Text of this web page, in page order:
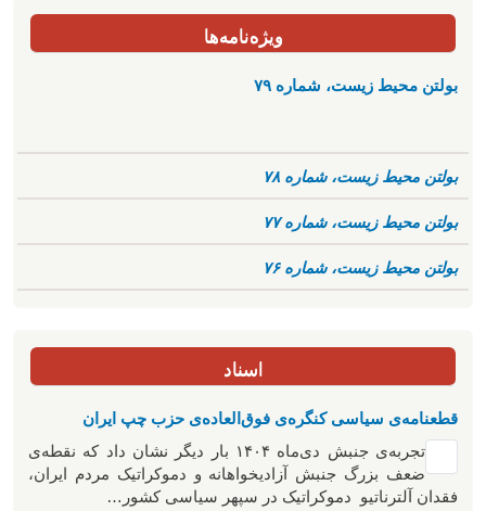
ویژه‌نامه‌ها
بولتن محیط زیست، شماره ۷۹
بولتن محیط زیست، شماره ۷۸
بولتن محیط زیست، شماره ۷۷
بولتن محیط زیست، شماره ۷۶
اسناد
قطعنامه‌ی سیاسی کنگره‌ی فوق‌العاده‌ی حزب چپ ایران
تجربه‌ی جنبش دی‌ماه ۱۴۰۴ بار دیگر نشان داد که نقطه‌ی
ضعف بزرگ جنبش آزادیخواهانه و دموکراتیک مردم ایران،
فقدان آلترناتیو دموکراتیک در سپهر سیاسی کشور…